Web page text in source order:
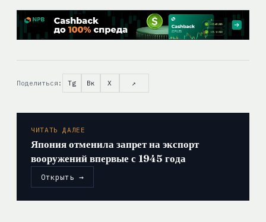
Поделиться: Tg Вк X ↗
ЧИТАТЬ ДАЛЕЕ
Япония отменила запрет на экспорт
вооружений впервые с 1945 года
Открыть →